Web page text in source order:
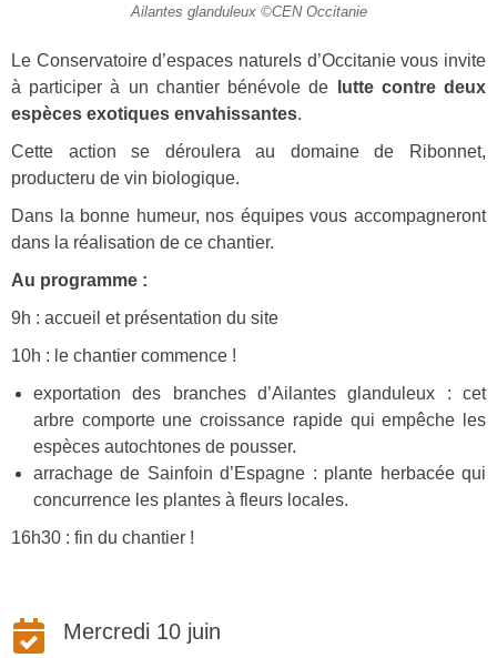
Ailantes glanduleux ©CEN Occitanie
Le Conservatoire d’espaces naturels d’Occitanie vous invite
à participer à un chantier bénévole de
lutte contre deux
espèces exotiques envahissantes.
Cette action se déroulera au domaine de Ribonnet,
producteru de vin biologique.
Dans la bonne humeur, nos équipes vous accompagneront
dans la réalisation de ce chantier.
Au programme :
9h : accueil et présentation du site
10h : le chantier commence !
exportation des branches d’Ailantes glanduleux : cet
arbre comporte une croissance rapide qui empêche les
espèces autochtones de pousser.
arrachage de Sainfoin d’Espagne : plante herbacée qui
concurrence les plantes à fleurs locales.
16h30 : fin du chantier !
Mercredi 10 juin